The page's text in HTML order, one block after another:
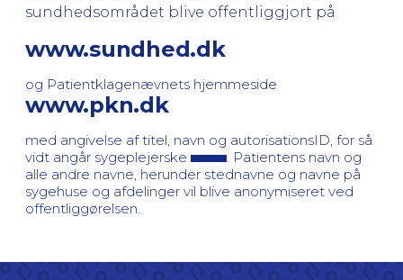
sundhedsområdet blive offentliggjort på
www.sundhed.dk
og Patientklagenævnets hjemmeside
www.pkn.dk
med angivelse af titel, navn og autorisationsID, for så
vidt angår sygeplejerske
. Patientens navn og
alle andre navne, herunder stednavne og navne på
sygehuse og afdelinger vil blive anonymiseret ved
offentliggørelsen.